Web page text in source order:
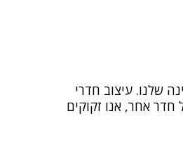
שלנו. עיצוב חדרי
חדר אחר, אנו זקוקים